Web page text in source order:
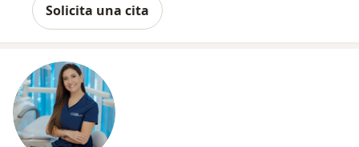
Solicita una cita